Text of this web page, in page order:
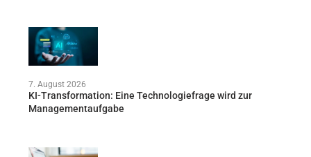
7. August 2026
KI-Transformation: Eine Technologiefrage wird zur
Managementaufgabe